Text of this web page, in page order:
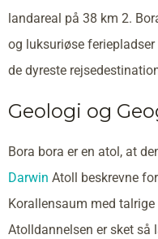
landareal på 38 km 2.
og luksuriøse
de dyreste
Geologi og
Bora bora er en atol, at
Darwin Atoll beskrevne
Korallensaum med
Atolldannelsen er sket så